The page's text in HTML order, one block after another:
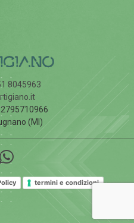
8045963
(MI)
termini e condizioni